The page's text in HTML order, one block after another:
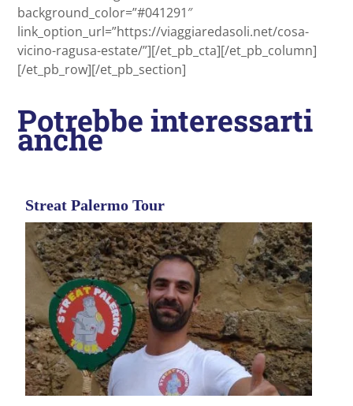
background_color=”#041291″
link_option_url=”https://viaggiaredasoli.net/cosa-
vicino-ragusa-estate/”][/et_pb_cta][/et_pb_column]
[/et_pb_row][/et_pb_section]
Potrebbe interessarti
anche
Streat Palermo Tour